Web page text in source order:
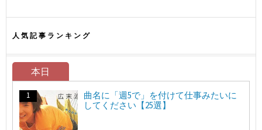
人気記事ランキング
本日
曲名に「週5で」を付けて仕事みたいに
してください【25選】